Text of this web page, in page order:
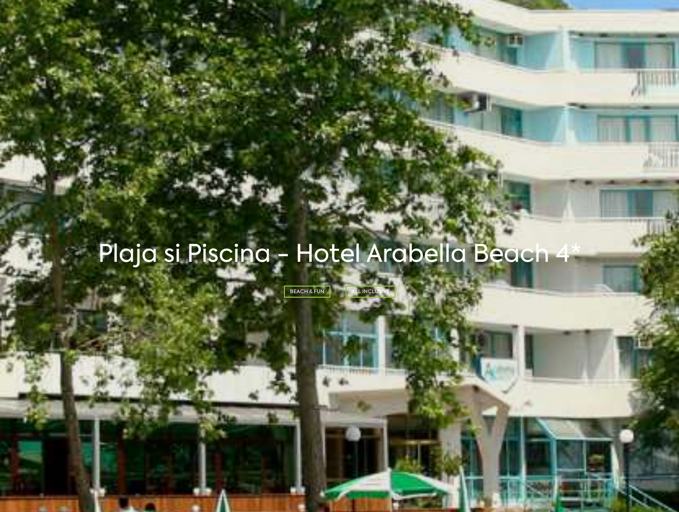
Plaja si Piscina - Hotel Arabella Beach 4*
BEACH & FUN ALL INCLUSIVE